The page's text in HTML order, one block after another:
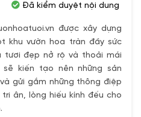
được xây dựng
khu vườn hoa tràn đầy sức
tươi đẹp nở rộ và thoải mái
kiến tạo nên những sản
gửi gắm những thông điệp
ân, lòng hiếu kính đếu cho
Đã kiểm duyệt nội dung